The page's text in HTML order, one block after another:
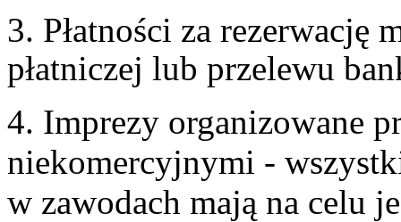
3. Płatności za rezerwację
płatniczej lub przelewu
4. Imprezy organizowane
niekomercyjnymi -
w zawodach mają na celu